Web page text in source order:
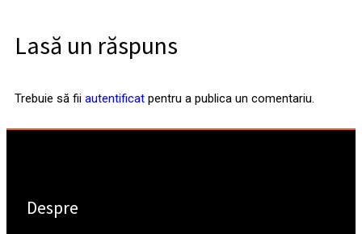
Lasă un răspuns
Trebuie să fii autentificat pentru a publica un comentariu.
Despre